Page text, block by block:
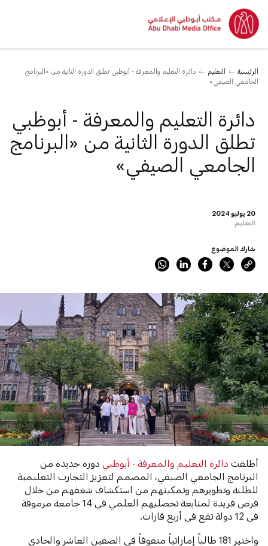
الرئيسية التعليم
دائرة التعليم والمعرفة - أبوظبي تطلق الدورة الثانية من «البرنامج
الجامعي الصيفي»
20 يوليو 2024
التعليم
دائرة التعليم والمعرفة - أبوظبي
تطلق الدورة الثانية من «البرنامج
الجامعي الصيفي»
شارك الموضوع
أطلقتدائرة التعليم والمعرفة - أبوظبي دورة جديدة من
البرنامج الجامعي الصيفي، المصمم لتعزيز التجارب التعليمية
للطلبة وتطويرهم وتمكينهم من استكشاف شغفهم من خلال
فرص فريدة لمتابعة تحصليهم العلمي في 14 جامعة مرموقة
في 12 دولة تقع في أربع قارات.
واختير 181 طالباً إماراتياً متفوقاً في الصفين العاشر والحادي